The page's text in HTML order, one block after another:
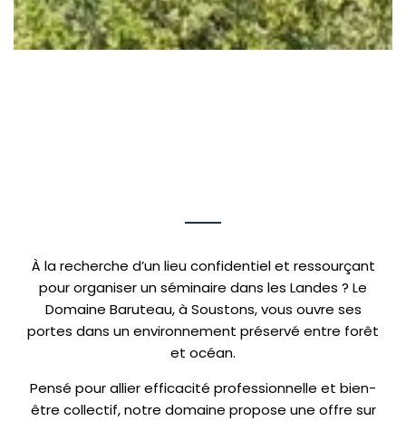
À la recherche d’un lieu confidentiel et ressourçant
pour organiser un séminaire dans les Landes ? Le
Domaine Baruteau, à Soustons, vous ouvre ses
portes dans un environnement préservé entre forêt
et océan.
Pensé pour allier efficacité professionnelle et bien-
être collectif, notre domaine propose une offre sur